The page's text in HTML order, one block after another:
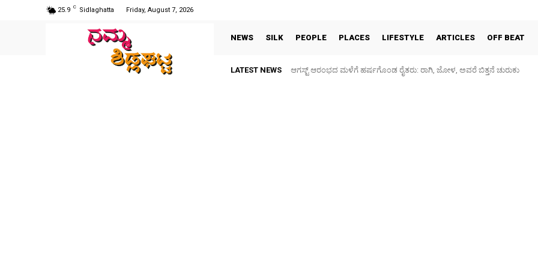
25.9 C Sidlaghatta Friday, August 7, 2026
NEWS SILK PEOPLE PLACES LIFESTYLE ARTICLES OFF BEAT
LATEST NEWS ಕನಕನಗರ: ಗರುಡಾದ್ರಿ ಶಾಲೆ ಮುಂಭಾಗದ ರಸ್ತೆ ಕೆಸರುಮಯ, ಮಕ್ಕಳಿಗೆ ಗಾಯ – ಪೋಷಕರ